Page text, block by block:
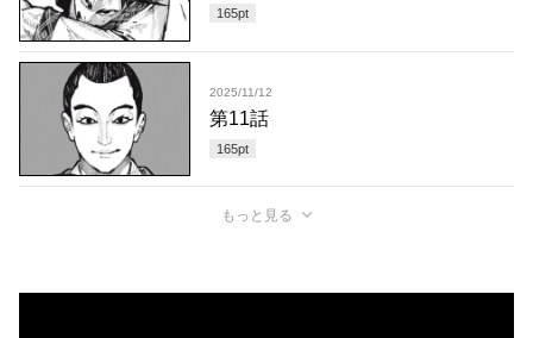
165pt
2025/11/12
第11話
165pt
もっと見る